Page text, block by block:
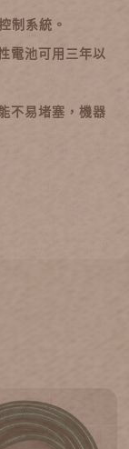
制系統。
電池可用三年以
不易堵塞，機器